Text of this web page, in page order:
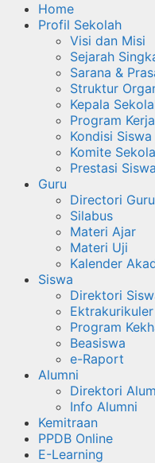
Home
Profil Sekolah
Visi dan Misi
Sejarah
Sarana &
Struktur
Kepala
Program Kerja
Kondisi Siswa
Komite
Prestasi Siswa
Guru
Directori Guru
Silabus
Materi Ajar
Materi Uji
Kalender
Siswa
Direktori
Ektrakurikuler
Program
Beasiswa
e-Raport
Alumni
Direktori
Info Alumni
Kemitraan
PPDB Online
E-Learning